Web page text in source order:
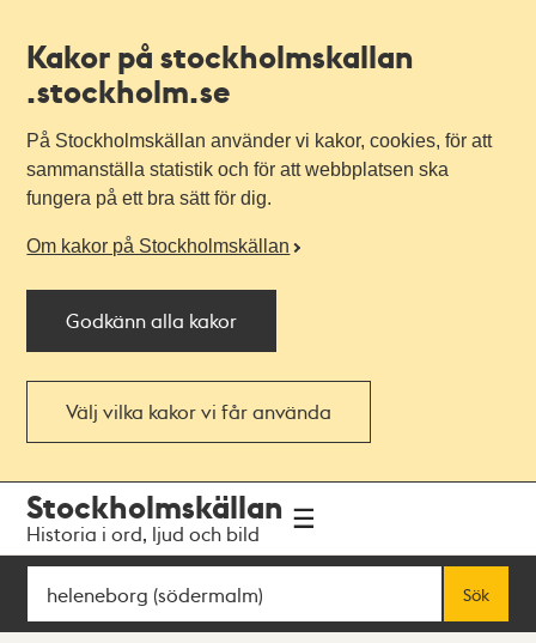
Kakor på stockholmskallan
.stockholm.se
På Stockholmskällan använder vi kakor, cookies, för att
sammanställa statistik och för att webbplatsen ska
fungera på ett bra sätt för dig.
Om kakor på Stockholmskällan
Godkänn alla kakor
Välj vilka kakor vi får använda
navigationen
huvudinnehållet
Stockholmskällan
Historia i ord, ljud och bild
Sök
Sök